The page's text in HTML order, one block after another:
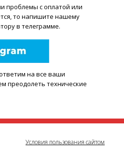
проблемы с оплатой или
то напишите нашему
в телеграмме.
на все ваши
преодолеть технические
Условия пользования сайтом